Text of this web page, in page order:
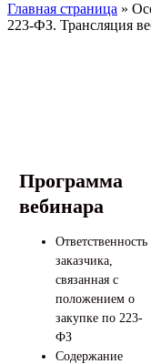
Главная страница »
223-ФЗ. Трансляция
Программа
вебинара
Ответственность
заказчика,
связанная с
положением о
закупке по 223-
ФЗ
Содержание